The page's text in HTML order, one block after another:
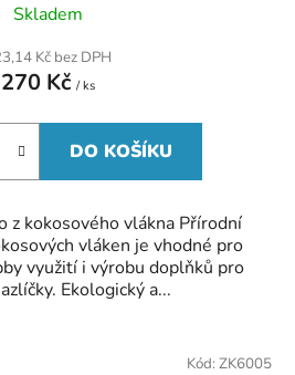
hodnocení
je
5,0
5
hvězdiček.
Skladem
Kč bez DPH
270 Kč / ks
DO KOŠÍKU
z kokosového vlákna Přírodní
vláken je vhodné pro
využití i výrobu doplňků pro
Ekologický a...
Kód: ZK6005